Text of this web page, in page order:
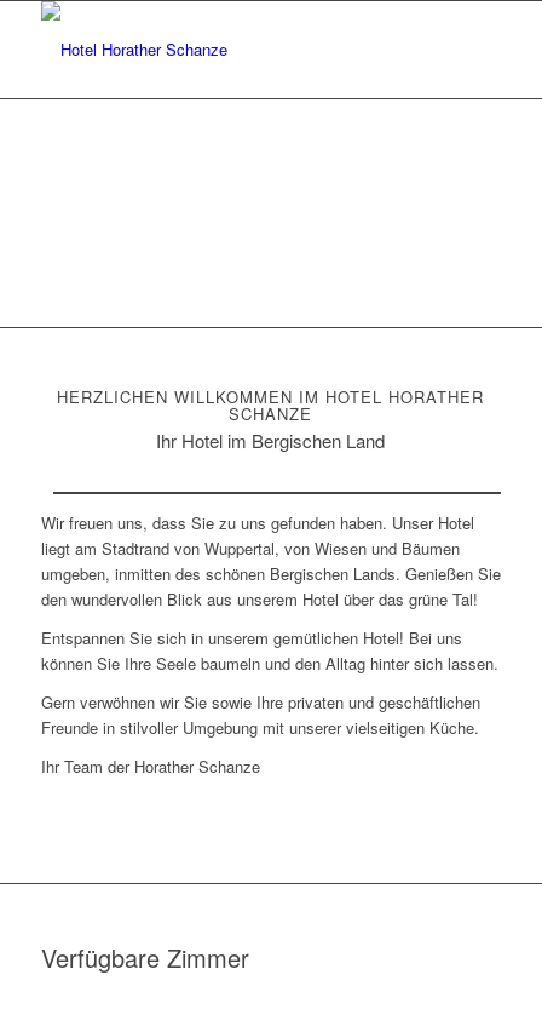
HERZLICHEN WILLKOMMEN IM HOTEL HORATHER
SCHANZE
Ihr Hotel im Bergischen Land
Wir freuen uns, dass Sie zu uns gefunden haben. Unser Hotel
liegt am Stadtrand von Wuppertal, von Wiesen und Bäumen
umgeben, inmitten des schönen Bergischen Lands. Genießen Sie
den wundervollen Blick aus unserem Hotel über das grüne Tal!
Entspannen Sie sich in unserem gemütlichen Hotel! Bei uns
können Sie Ihre Seele baumeln und den Alltag hinter sich lassen.
Gern verwöhnen wir Sie sowie Ihre privaten und geschäftlichen
Freunde in stilvoller Umgebung mit unserer vielseitigen Küche.
Ihr Team der Horather Schanze
Verfügbare Zimmer